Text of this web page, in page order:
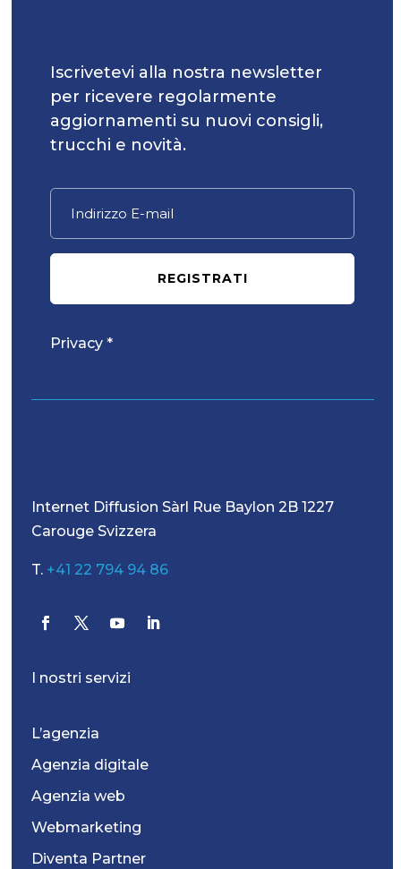
Iscrivetevi alla nostra newsletter
per ricevere regolarmente
aggiornamenti su nuovi consigli,
trucchi e novità.
REGISTRATI
Privacy *
Internet Diffusion Sàrl Rue Baylon 2B 1227
Carouge Svizzera
T. +41 22 794 94 86
I nostri servizi
L’agenzia
Agenzia digitale
Agenzia web
Webmarketing
Diventa Partner